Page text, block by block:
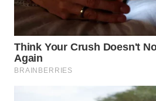
WN
PAKPAK
WN